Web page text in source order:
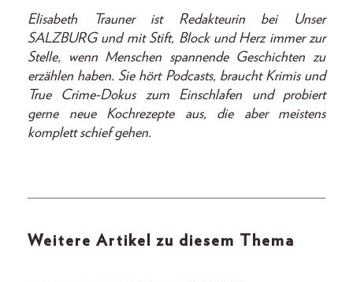
Elisabeth Trauner ist Redakteurin bei Unser
SALZBURG und mit Stift, Block und Herz immer zur
Stelle, wenn Menschen spannende Geschichten zu
erzählen haben. Sie hört Podcasts, braucht Krimis und
True Crime-Dokus zum Einschlafen und probiert
gerne neue Kochrezepte aus, die aber meistens
komplett schief gehen.
Weitere Artikel zu diesem Thema